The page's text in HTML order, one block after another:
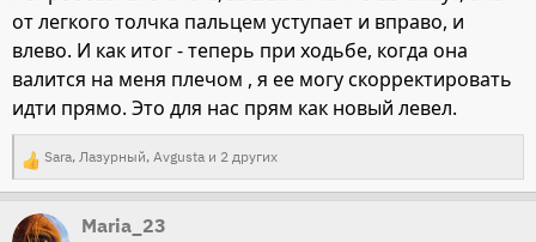
от легкого толчка пальцем уступает и вправо, и
влево. И как итог - теперь при ходьбе, когда она
валится на меня плечом , я ее могу скорректировать
идти прямо. Это для нас прям как новый левел.
Р
е
а
Sara, Лазурный, Avgusta и 2 других
Maria_23